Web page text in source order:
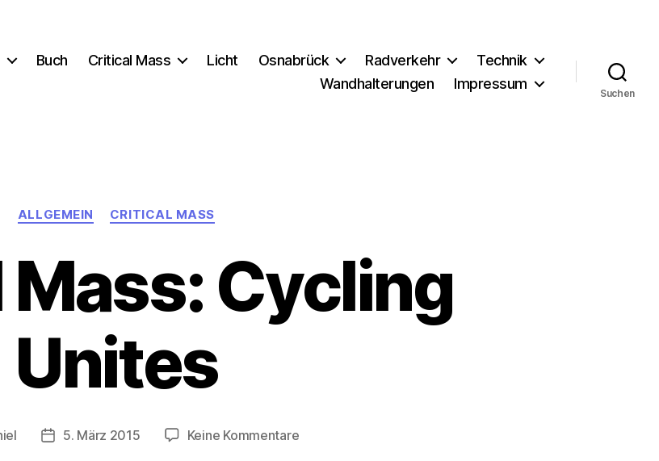
Buch Critical Mass Licht Osnabrück Radverkehr
Technik
Wandhalterungen
Impressum
Suchen
Kategorien
ALLGEMEIN CRITICAL MASS
Cycling
Unites
Beitragsdatum
5. März 2015 Keine Kommentarezu